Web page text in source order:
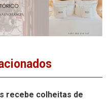
recebe colheitas de